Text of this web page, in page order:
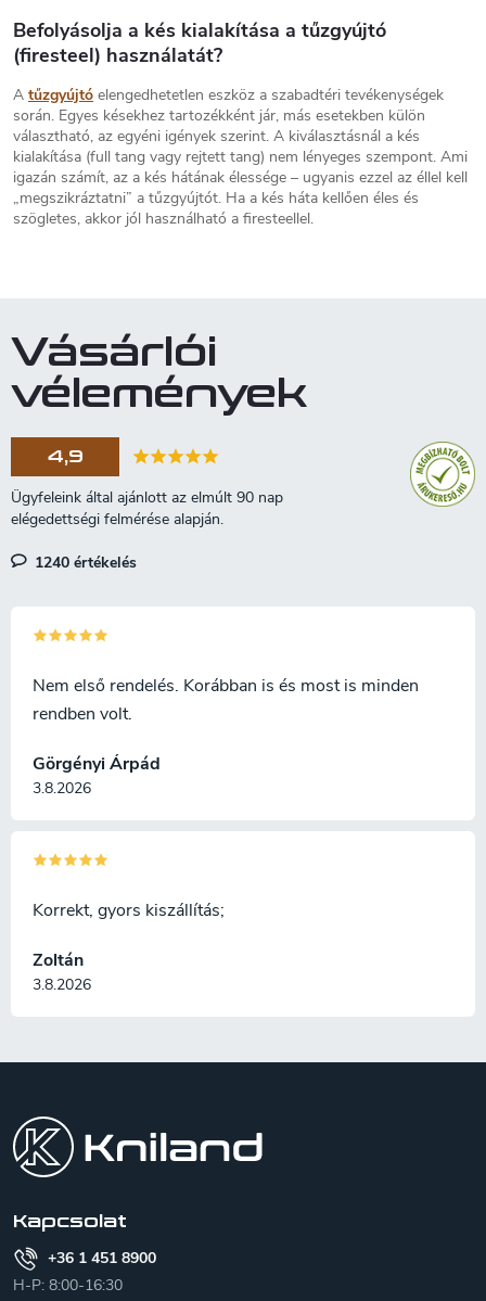
Befolyásolja a kés kialakítása a tűzgyújtó
(firesteel) használatát?
A tűzgyújtó elengedhetetlen eszköz a szabadtéri tevékenységek
során. Egyes késekhez tartozékként jár, más esetekben külön
választható, az egyéni igények szerint. A kiválasztásnál a kés
kialakítása (full tang vagy rejtett tang) nem lényeges szempont. Ami
igazán számít, az a kés hátának élessége – ugyanis ezzel az éllel kell
„megszikráztatni” a tűzgyújtót. Ha a kés háta kellően éles és
szögletes, akkor jól használható a firesteellel.
Vásárlói
vélemények
4,9
1240 értékelés
Görgényi Árpád
3.8.2026
Nem első rendelés. Korábban is és most is minden
rendben volt.
Zoltán
3.8.2026
Korrekt, gyors kiszállítás;
Kapcsolat
+36 1 451 8900
H-P: 8:00-16:30